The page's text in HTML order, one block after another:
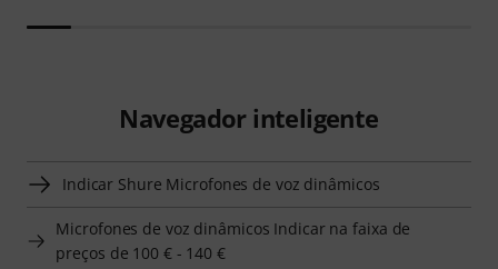
Navegador inteligente
Indicar Shure Microfones de voz dinâmicos
Microfones de voz dinâmicos Indicar na faixa de
preços de 100 € - 140 €